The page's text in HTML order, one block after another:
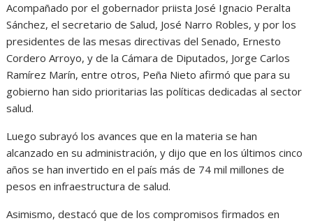
Acompañado por el gobernador priista José Ignacio Peralta
Sánchez, el secretario de Salud, José Narro Robles, y por los
presidentes de las mesas directivas del Senado, Ernesto
Cordero Arroyo, y de la Cámara de Diputados, Jorge Carlos
Ramírez Marín, entre otros, Peña Nieto afirmó que para su
gobierno han sido prioritarias las políticas dedicadas al sector
salud.
Luego subrayó los avances que en la materia se han
alcanzado en su administración, y dijo que en los últimos cinco
años se han invertido en el país más de 74 mil millones de
pesos en infraestructura de salud.
Asimismo, destacó que de los compromisos firmados en